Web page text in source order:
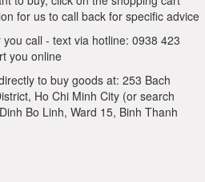
for us to call back for specific advice
call - text via hotline: 0938 423
you online
to buy goods at: 253 Bach
Ho Chi Minh City (or search
Bo Linh, Ward 15, Binh Thanh